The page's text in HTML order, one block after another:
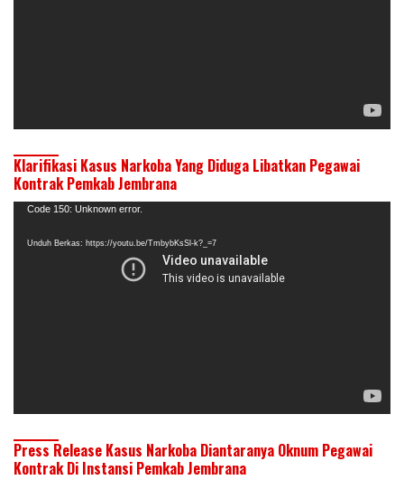
Klarifikasi Kasus Narkoba Yang Diduga Libatkan Pegawai
Kontrak Pemkab Jembrana
Pemutar
Code 150: Unknown error.
Unduh Berkas: https://youtu.be/TmbybKsSl-k?_=7
Press Release Kasus Narkoba Diantaranya Oknum Pegawai
Kontrak Di Instansi Pemkab Jembrana